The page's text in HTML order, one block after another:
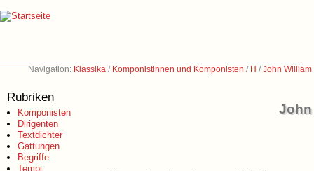
Navigation: Klassika / Komponistinnen und Komponisten / H /John
Rubriken
Komponisten
Dirigenten
Textdichter
Gattungen
Begriffe
Tempi
John